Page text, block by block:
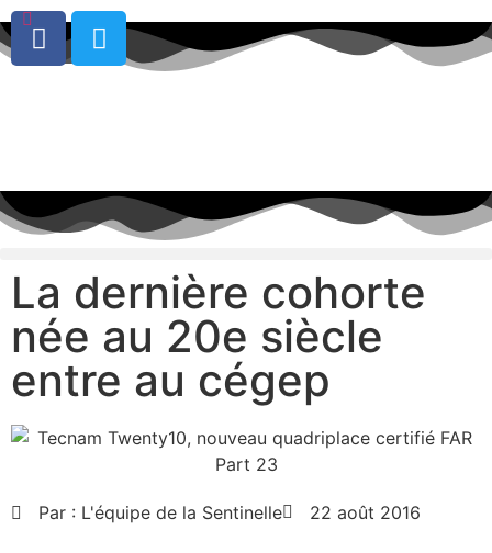
0
La dernière cohorte
née au 20e siècle
entre au cégep
Par : L'équipe de la Sentinelle 22 août 2016